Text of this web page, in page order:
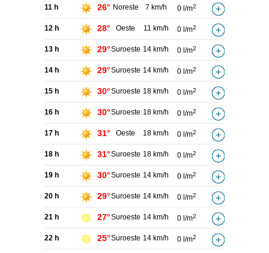
11 h 26° Noreste 7 km/h 0 l/m2
12 h 28° Oeste 11 km/h 0 l/m2
13 h 29°Suroeste 14 km/h 0 l/m2
14 h 29°Suroeste 14 km/h 0 l/m2
15 h 30°Suroeste 18 km/h 0 l/m2
16 h 30°Suroeste 18 km/h 0 l/m2
17 h 31° Oeste 18 km/h 0 l/m2
18 h 31°Suroeste 18 km/h 0 l/m2
19 h 30°Suroeste 14 km/h 0 l/m2
20 h 29°Suroeste 14 km/h 0 l/m2
21 h 27°Suroeste 14 km/h 0 l/m2
22 h 25°Suroeste 14 km/h 0 l/m2